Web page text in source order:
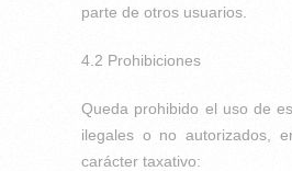
parte de otros usuarios.
4.2 Prohibiciones
Queda prohibido el uso de
ilegales o no autorizados,
carácter taxativo: